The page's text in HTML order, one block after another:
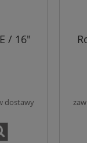
/ 16"
dostawy